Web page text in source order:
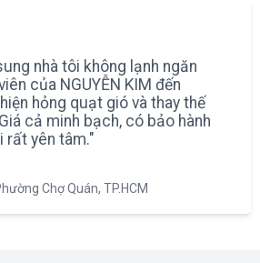
nhà tôi không lạnh ngăn
của NGUYỄN KIM đến
hỏng quạt gió và thay thế
cả minh bạch, có bảo hành
rất yên tâm."
Chợ Quán, TP.HCM